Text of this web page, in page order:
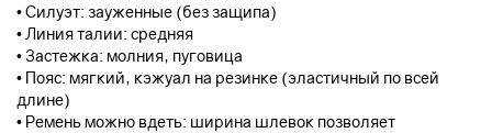
• Силуэт: зауженные (без защипа)
• Линия талии: средняя
• Застежка: молния, пуговица
• Пояс: мягкий, кэжуал на резинке (эластичный по всей
длине)
• Ремень можно вдеть: ширина шлевок позволяет